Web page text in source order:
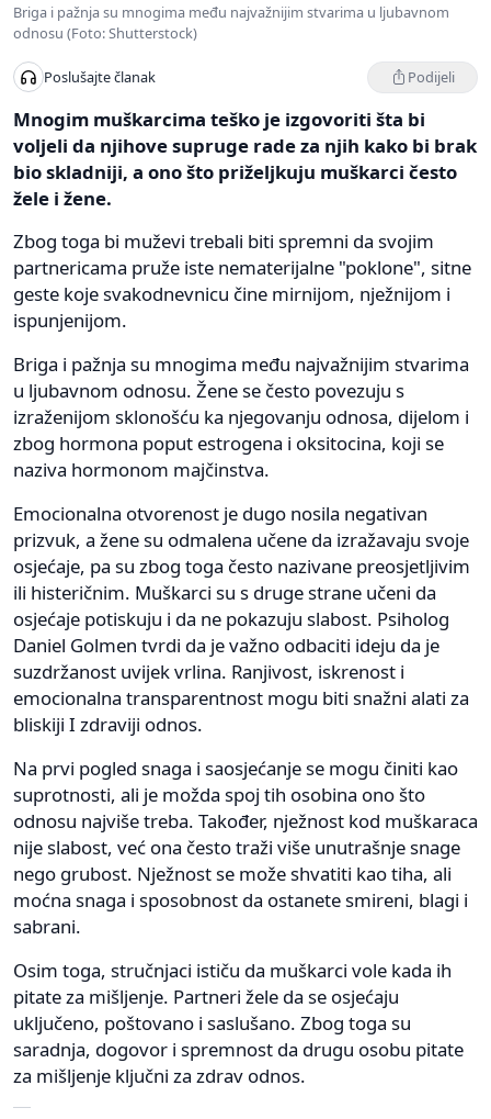
Briga i pažnja su mnogima među najvažnijim stvarima u ljubavnom
odnosu (Foto: Shutterstock)
Poslušajte članak Podijeli
Mnogim muškarcima teško je izgovoriti šta bi
voljeli da njihove supruge rade za njih kako bi brak
bio skladniji, a ono što priželjkuju muškarci često
žele i žene.
Zbog toga bi muževi trebali biti spremni da svojim
partnericama pruže iste nematerijalne "poklone", sitne
geste koje svakodnevnicu čine mirnijom, nježnijom i
ispunjenijom.
Briga i pažnja su mnogima među najvažnijim stvarima
u ljubavnom odnosu. Žene se često povezuju s
izraženijom sklonošću ka njegovanju odnosa, dijelom i
zbog hormona poput estrogena i oksitocina, koji se
naziva hormonom majčinstva.
Emocionalna otvorenost je dugo nosila negativan
prizvuk, a žene su odmalena učene da izražavaju svoje
osjećaje, pa su zbog toga često nazivane preosjetljivim
ili histeričnim. Muškarci su s druge strane učeni da
osjećaje potiskuju i da ne pokazuju slabost. Psiholog
Daniel Golmen tvrdi da je važno odbaciti ideju da je
suzdržanost uvijek vrlina. Ranjivost, iskrenost i
emocionalna transparentnost mogu biti snažni alati za
bliskiji I zdraviji odnos.
Na prvi pogled snaga i saosjećanje se mogu činiti kao
suprotnosti, ali je možda spoj tih osobina ono što
odnosu najviše treba. Također, nježnost kod muškaraca
nije slabost, već ona često traži više unutrašnje snage
nego grubost. Nježnost se može shvatiti kao tiha, ali
moćna snaga i sposobnost da ostanete smireni, blagi i
sabrani.
Osim toga, stručnjaci ističu da muškarci vole kada ih
pitate za mišljenje. Partneri žele da se osjećaju
uključeno, poštovano i saslušano. Zbog toga su
saradnja, dogovor i spremnost da drugu osobu pitate
za mišljenje ključni za zdrav odnos.